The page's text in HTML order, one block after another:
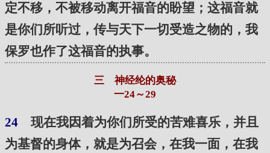
定不移，不被移动离开福音的盼望；这福音就
是你们所听过，传与天下一切受造之物的，我
保罗也作了这福音的执事。
三 神经纶的奥秘
一24～29
24 现在我因着为你们所受的苦难喜乐，并且
为基督的身体，就是为召会，在我一面，在我